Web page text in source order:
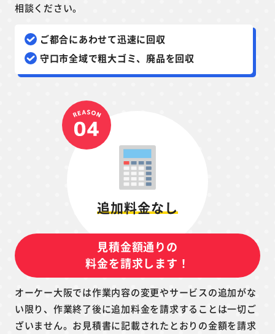
相談ください。
ご都合にあわせて迅速に回収
守口市全域で粗大ゴミ、廃品を回収
追加料金なし
見積金額通りの
料金を請求します！
オーケー大阪では作業内容の変更やサービスの追加がな
い限り、作業終了後に追加料金を請求することは一切ご
ざいません。お見積書に記載されたとおりの金額を請求